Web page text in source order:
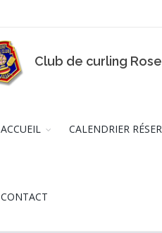
Club de curling
ACCUEIL CALENDRIER
CONTACT